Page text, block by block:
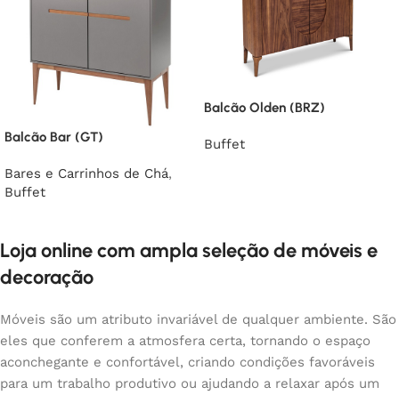
Balcão Bar (GT)
Bares e Carrinhos de Chá,
Buffet
Balcão Olden (BRZ)
Buffet
Loja online com ampla seleção de móveis e
decoração
Móveis são um atributo invariável de qualquer ambiente. São
eles que conferem a atmosfera certa, tornando o espaço
aconchegante e confortável, criando condições favoráveis
para um trabalho produtivo ou ajudando a relaxar após um